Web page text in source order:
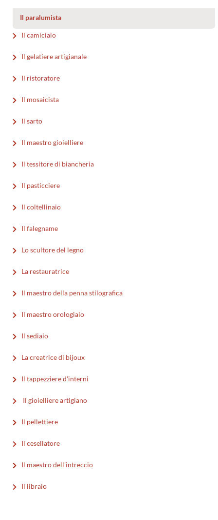
Il paralumista
Il camiciaio
Il gelatiere artigianale
Il ristoratore
Il mosaicista
Il sarto
Il maestro gioielliere
Il tessitore di biancheria
Il pasticciere
Il coltellinaio
Il falegname
Lo scultore del legno
La restauratrice
Il maestro della penna stilografica
Il maestro orologiaio
Il sediaio
La creatrice di bijoux
Il tappezziere d'interni
Il gioielliere artigiano
Il pellettiere
Il cesellatore
Il maestro dell'intreccio
Il libraio